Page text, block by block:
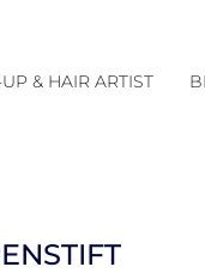
& HAIR ARTIST